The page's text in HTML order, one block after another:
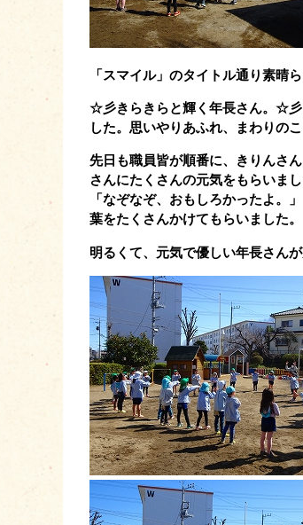
「スマイル」のタイトル通り素晴
☆彡きらきらと輝く年長さん。☆彡
した。思いやりあふれ、まわりの
先日も職員皆が順番に、きりんさ
さんにたくさんの元気をもらいま
「なぞなぞ、おもしろかったよ。
葉をたくさんかけてもらいました。
明るくて、元気で優しい年長さんが